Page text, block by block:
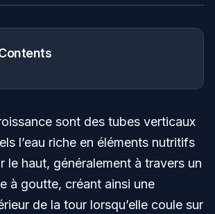
sont des tubes verticaux
l’eau riche en éléments nutritifs
le haut, généralement à travers un
à goutte, créant ainsi une
de la tour lorsqu’elle coule sur